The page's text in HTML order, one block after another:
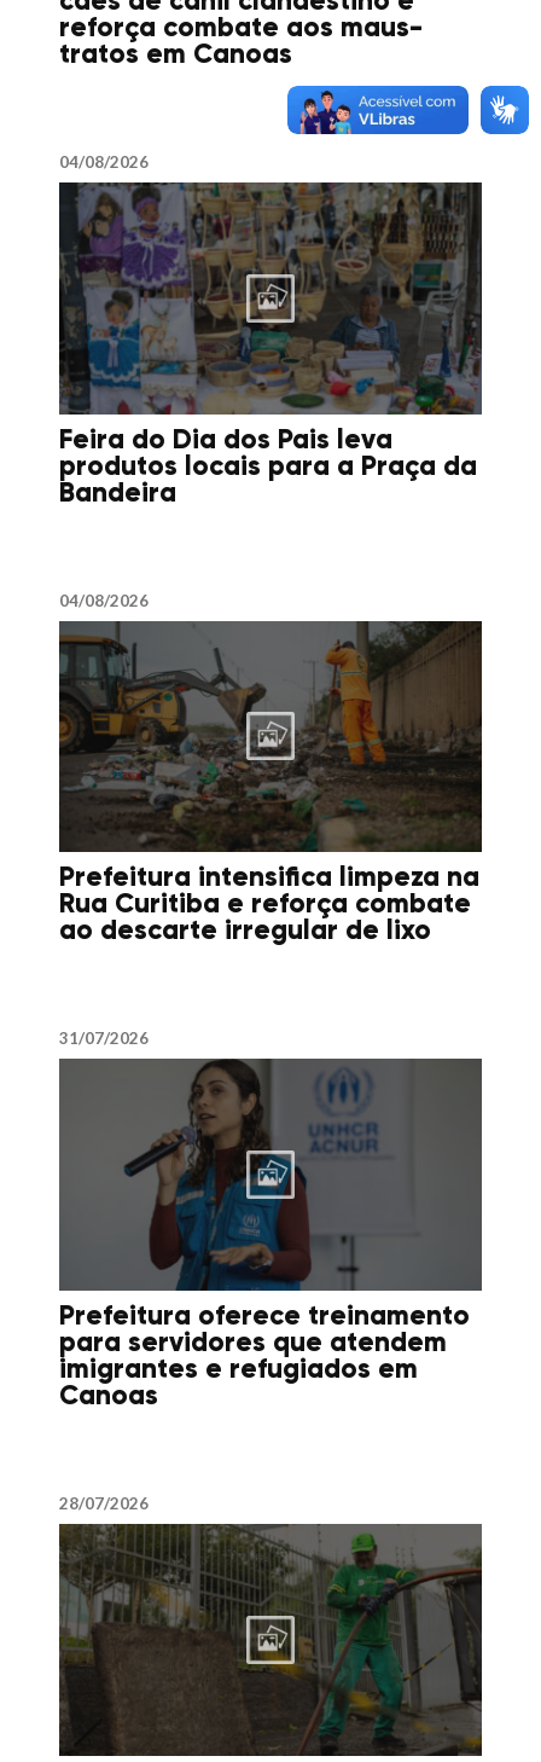
reforça combate aos maus-
tratos em Canoas
04/08/2026
Feira do Dia dos Pais leva
produtos locais para a Praça da
Bandeira
04/08/2026
Prefeitura intensifica limpeza na
Rua Curitiba e reforça combate
ao descarte irregular de lixo
31/07/2026
Prefeitura oferece treinamento
para servidores que atendem
imigrantes e refugiados em
Canoas
28/07/2026